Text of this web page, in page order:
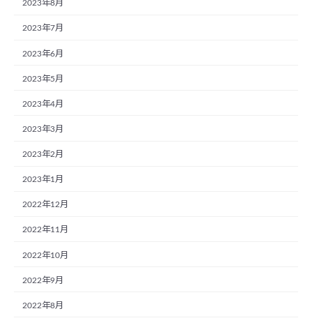
2023年8月
2023年7月
2023年6月
2023年5月
2023年4月
2023年3月
2023年2月
2023年1月
2022年12月
2022年11月
2022年10月
2022年9月
2022年8月